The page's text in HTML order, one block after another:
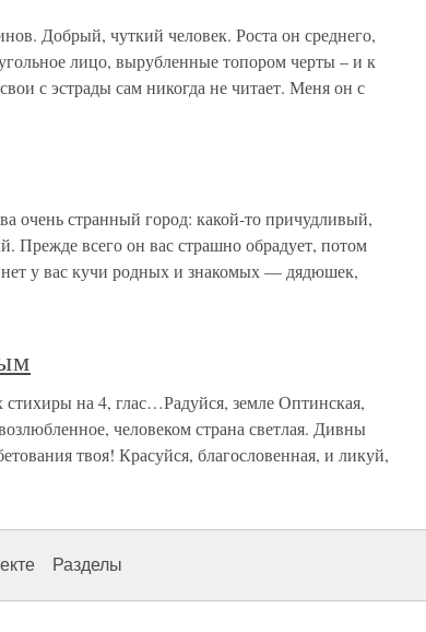
Добрый, чуткий человек. Роста он среднего,
лицо, вырубленные топором черты – и к
с эстрады сам никогда не читает. Меня он с
странный город: какой-то причудливый,
Прежде всего он вас страшно обрадует, потом
у вас кучи родных и знакомых — дядюшек,
на 4, глас…Радуйся, земле Оптинская,
человеком страна светлая. Дивны
твоя! Красуйся, благословенная, и ликуй,
Разделы